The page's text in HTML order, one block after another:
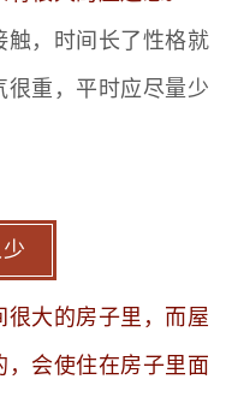
，时间长了性格就
重，平时应尽量少
大的房子里，而屋
会使住在房子里面